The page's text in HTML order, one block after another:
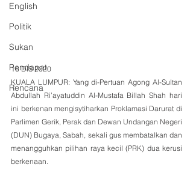
English
Politik
Sukan
Pendapat
Rencana
16 DIS 2020
KUALA LUMPUR: Yang di-Pertuan Agong Al-Sultan
Abdullah Ri’ayatuddin Al-Mustafa Billah Shah hari
ini berkenan mengisytiharkan Proklamasi Darurat di
Parlimen Gerik, Perak dan Dewan Undangan Negeri
(DUN) Bugaya, Sabah, sekali gus membatalkan dan
menangguhkan pilihan raya kecil (PRK) dua kerusi
berkenaan.